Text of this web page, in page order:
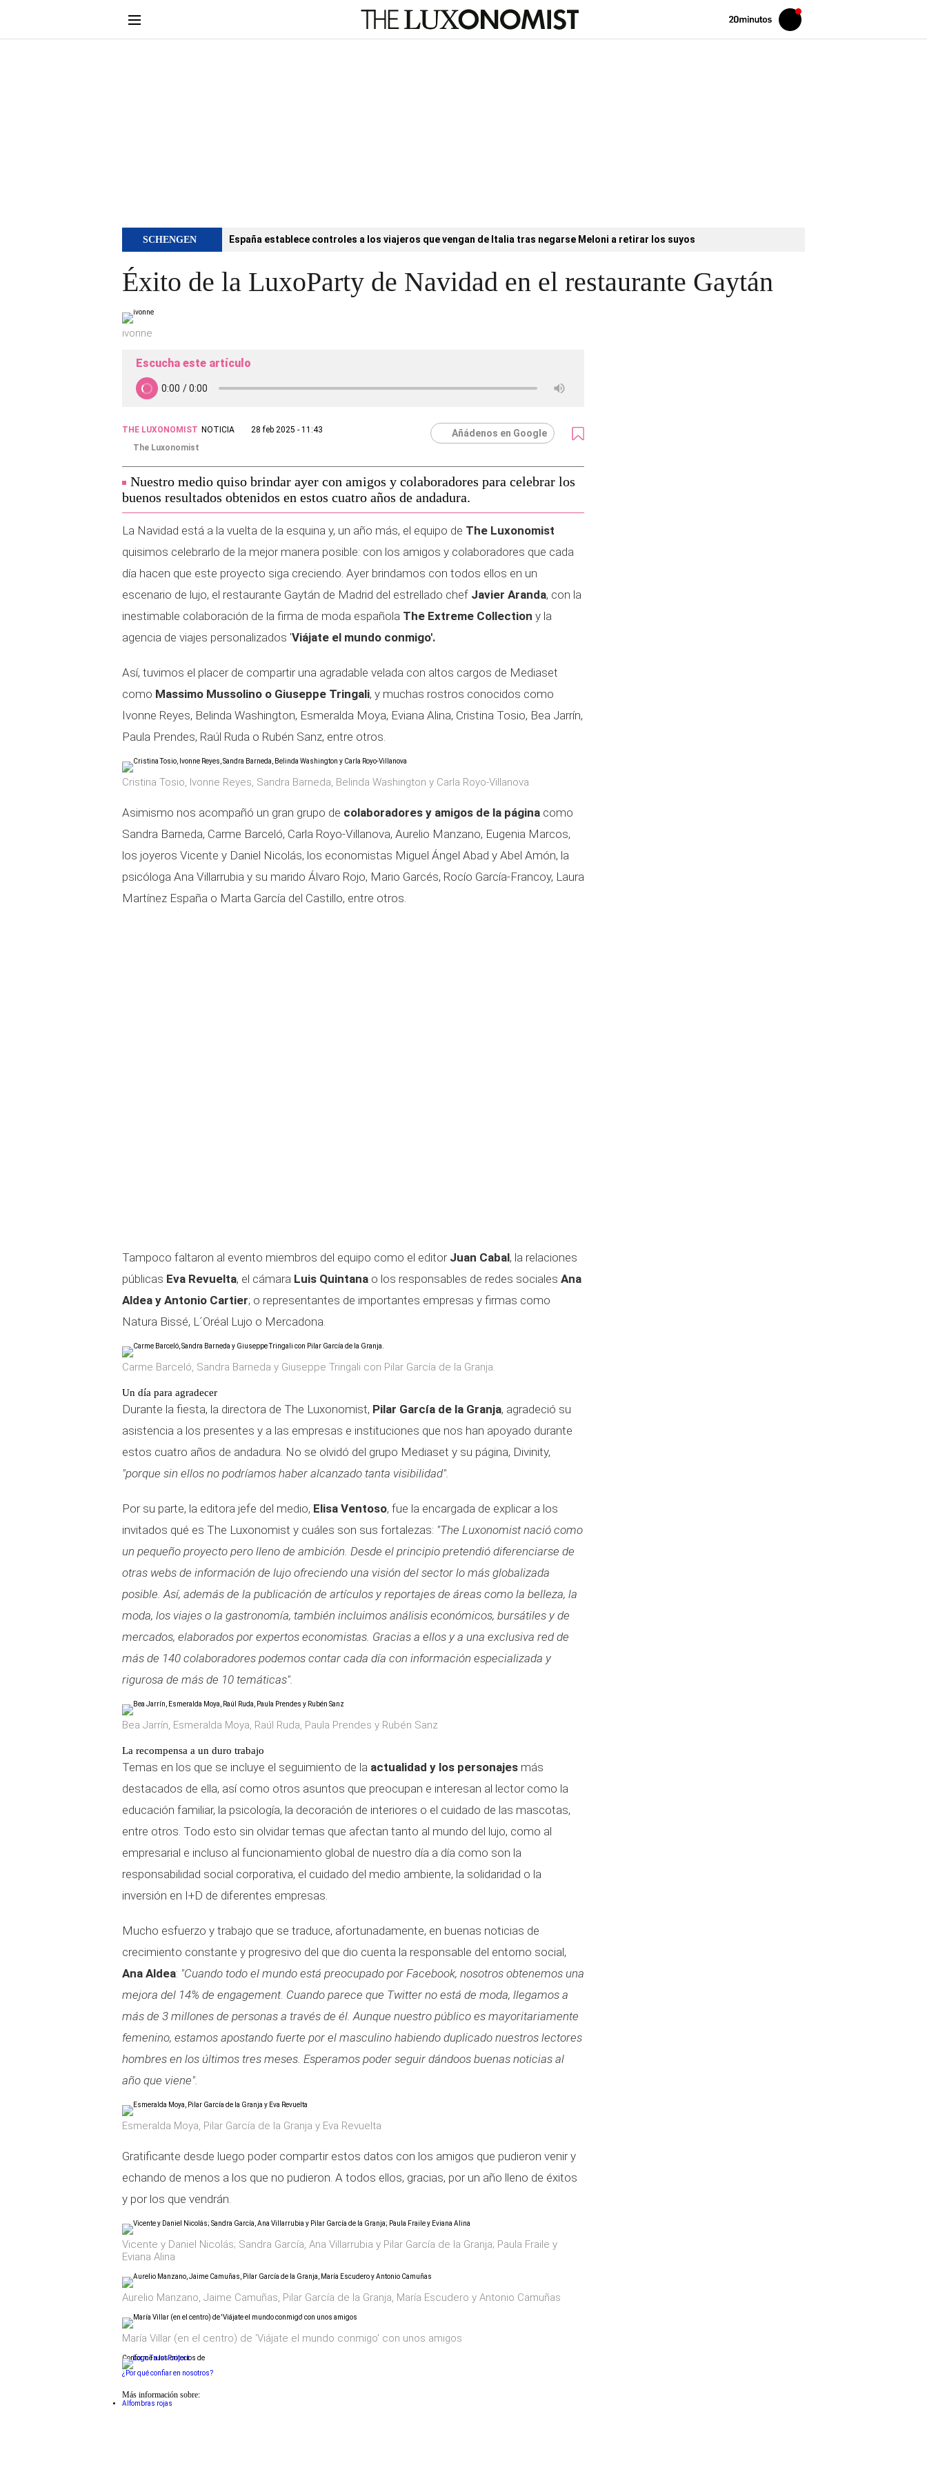
Volver
Iniciar
sesión
SCHENGEN España establece controles a los viajeros que vengan de Italia tras negarse Meloni a retirar los suyos
Éxito de la LuxoParty de Navidad en el restaurante Gaytán
ivonne
Escucha este artículo
THE LUXONOMIST NOTICIA
28 feb 2025 - 11:43
The Luxonomist
Añádenos en Google
Nuestro medio quiso brindar ayer con amigos y colaboradores para celebrar los
buenos resultados obtenidos en estos cuatro años de andadura.
La Navidad está a la vuelta de la esquina y, un año más, el equipo de The Luxonomist
quisimos celebrarlo de la mejor manera posible: con los amigos y colaboradores que cada
día hacen que este proyecto siga creciendo. Ayer brindamos con todos ellos en un
escenario de lujo, el restaurante Gaytán de Madrid del estrellado chef Javier Aranda, con la
inestimable colaboración de la firma de moda española The Extreme Collection y la
agencia de viajes personalizados 'Viájate el mundo conmigo'.
Así, tuvimos el placer de compartir una agradable velada con altos cargos de Mediaset
como Massimo Mussolino o Giuseppe Tringali, y muchas rostros conocidos como
Ivonne Reyes, Belinda Washington, Esmeralda Moya, Eviana Alina, Cristina Tosio, Bea Jarrín,
Paula Prendes, Raúl Ruda o Rubén Sanz, entre otros.
Cristina Tosio, Ivonne Reyes, Sandra Barneda, Belinda Washington y Carla Royo-Villanova
Asimismo nos acompañó un gran grupo de colaboradores y amigos de la página como
Sandra Barneda, Carme Barceló, Carla Royo-Villanova, Aurelio Manzano, Eugenia Marcos,
los joyeros Vicente y Daniel Nicolás, los economistas Miguel Ángel Abad y Abel Amón, la
psicóloga Ana Villarrubia y su marido Álvaro Rojo, Mario Garcés, Rocío García-Francoy, Laura
Martínez España o Marta García del Castillo, entre otros.
Tampoco faltaron al evento miembros del equipo como el editor Juan Cabal, la relaciones
públicas Eva Revuelta, el cámara Luis Quintana o los responsables de redes sociales Ana
Aldea y Antonio Cartier; o representantes de importantes empresas y firmas como
Natura Bissé, L´Oréal Lujo o Mercadona.
Carme Barceló, Sandra Barneda y Giuseppe Tringali con Pilar García de la Granja.
Un día para agradecer
Durante la fiesta, la directora de The Luxonomist, Pilar García de la Granja, agradeció su
asistencia a los presentes y a las empresas e instituciones que nos han apoyado durante
estos cuatro años de andadura. No se olvidó del grupo Mediaset y su página, Divinity,
"porque sin ellos no podríamos haber alcanzado tanta visibilidad".
Por su parte, la editora jefe del medio, Elisa Ventoso, fue la encargada de explicar a los
invitados qué es The Luxonomist y cuáles son sus fortalezas: "The Luxonomist nació como
un pequeño proyecto pero lleno de ambición. Desde el principio pretendió diferenciarse de
otras webs de información de lujo ofreciendo una visión del sector lo más globalizada
posible. Así, además de la publicación de artículos y reportajes de áreas como la belleza, la
moda, los viajes o la gastronomía, también incluimos análisis económicos, bursátiles y de
mercados, elaborados por expertos economistas. Gracias a ellos y a una exclusiva red de
más de 140 colaboradores podemos contar cada día con información especializada y
rigurosa de más de 10 temáticas".
Bea Jarrín, Esmeralda Moya, Raúl Ruda, Paula Prendes y Rubén Sanz
La recompensa a un duro trabajo
Temas en los que se incluye el seguimiento de la actualidad y los personajes más
destacados de ella, así como otros asuntos que preocupan e interesan al lector como la
educación familiar, la psicología, la decoración de interiores o el cuidado de las mascotas,
entre otros. Todo esto sin olvidar temas que afectan tanto al mundo del lujo, como al
empresarial e incluso al funcionamiento global de nuestro día a día como son la
responsabilidad social corporativa, el cuidado del medio ambiente, la solidaridad o la
inversión en I+D de diferentes empresas.
Mucho esfuerzo y trabajo que se traduce, afortunadamente, en buenas noticias de
crecimiento constante y progresivo del que dio cuenta la responsable del entorno social,
Ana Aldea: "Cuando todo el mundo está preocupado por Facebook, nosotros obtenemos una
mejora del 14% de engagement. Cuando parece que Twitter no está de moda, llegamos a
más de 3 millones de personas a través de él. Aunque nuestro público es mayoritariamente
femenino, estamos apostando fuerte por el masculino habiendo duplicado nuestros lectores
hombres en los últimos tres meses. Esperamos poder seguir dándoos buenas noticias al
año que viene".
Esmeralda Moya, Pilar García de la Granja y Eva Revuelta
Gratificante desde luego poder compartir estos datos con los amigos que pudieron venir y
echando de menos a los que no pudieron. A todos ellos, gracias, por un año lleno de éxitos
y por los que vendrán.
Vicente y Daniel Nicolás; Sandra García, Ana Villarrubia y Pilar García de la Granja; Paula Fraile y
Eviana Alina
Aurelio Manzano, Jaime Camuñas, Pilar García de la Granja, María Escudero y Antonio Camuñas
María Villar (en el centro) de 'Viájate el mundo conmigo' con unos amigos
Conforme a los criterios de
¿Por qué confiar en nosotros?
Más información sobre:
Alfombras rojas